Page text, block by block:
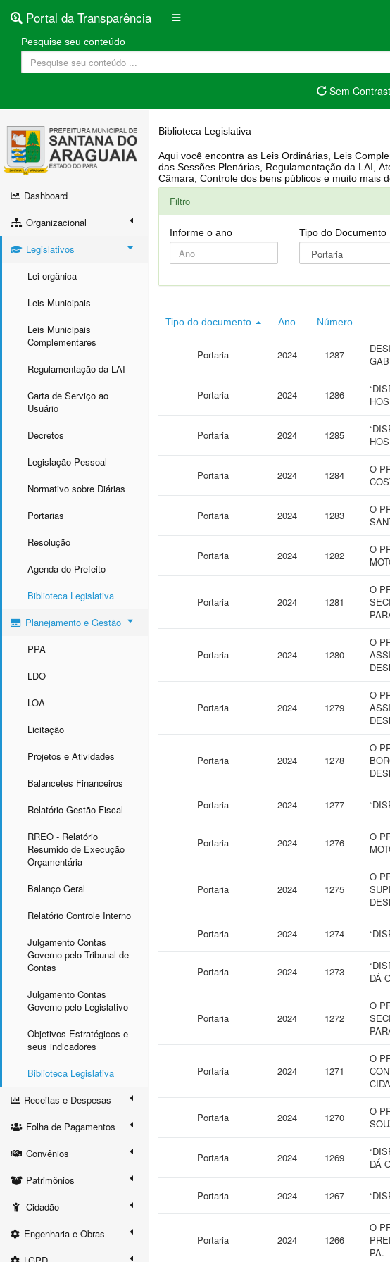
Portal da Transparência
Pesquise seu conteúdo
Sem
Dashboard
Organizacional
Legislativos
Lei orgânica
Leis Municipais
Leis Municipais
Complementares
Regulamentação da LAI
Carta de Serviço ao
Usuário
Decretos
Legislação Pessoal
Normativo sobre Diárias
Portarias
Resolução
Agenda do Prefeito
Biblioteca Legislativa
Planejamento e Gestão
PPA
LDO
LOA
Licitação
Projetos e Atividades
Balancetes Financeiros
Relatório Gestão Fiscal
RREO - Relatório
Resumido de Execução
Orçamentária
Balanço Geral
Relatório Controle Interno
Julgamento Contas
Governo pelo Tribunal de
Contas
Julgamento Contas
Governo pelo Legislativo
Objetivos Estratégicos e
seus indicadores
Biblioteca Legislativa
Receitas e Despesas
Folha de Pagamentos
Convênios
Patrimônios
Cidadão
Engenharia e Obras
Biblioteca Legislativa
Aqui você encontra as Leis Ordinárias, Leis Complementares, Portarias, Decretos, Atas, PPA, LDO, LOA, RREO, Resoluções, RGF, Lei Orgânica, Regimento Interno, Pauta
das Sessões Plenárias, Regulamentação da LAI, Atos de Julgamento do Governo, Agenda Externa do presidente, Relatório do Controle Interno, Projetos em tramitação na
Câmara, Controle dos bens
Filtro
Informe o ano Tipo do Documento
Tipo do documento Ano Número
Portaria 2024 1287
Portaria 2024 1286
Portaria 2024 1285
Portaria 2024 1284
O
Portaria 2024 1283
O
Portaria 2024 1282
O
Portaria 2024 1281
O
Portaria 2024 1280
O
Portaria 2024 1279
O
Portaria 2024 1278
O
Portaria 2024 1277
Portaria 2024 1276
O
Portaria 2024 1275
O
Portaria 2024 1274
Portaria 2024 1273
DÁ
Portaria 2024 1272
O
Portaria 2024 1271
O
Portaria 2024 1270
O
Portaria 2024 1269
DÁ
Portaria 2024 1267
Portaria 2024 1266
O
PA.